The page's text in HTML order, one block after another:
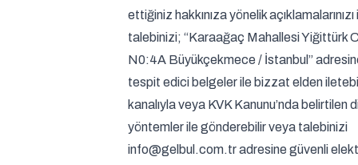
ettiğiniz hakkınıza yönelik
talebinizi; “Karaağaç Mahallesi Yiğittürk
N0:4A Büyükçekmece / İstanbul”
tespit edici belgeler ile bizzat elden
kanalıyla veya KVK Kanunu’nda belirtilen
yöntemler ile gönderebilir veya talebinizi
info@gelbul.com.tr adresine güvenli